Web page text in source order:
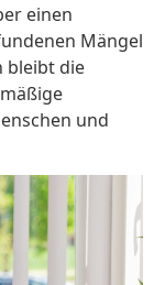
einen
Mängel
bleibt die
und